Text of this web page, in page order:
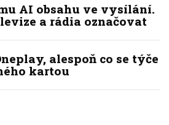
AI obsahu ve vysílání.
a rádia označovat
alespoň co se týče
kartou